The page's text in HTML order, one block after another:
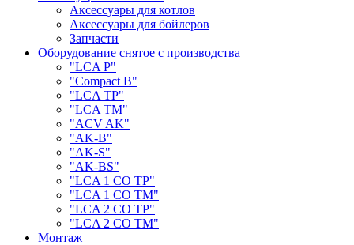
Аксессуары для котлов
Аксессуары для бойлеров
Запчасти
Оборудование снятое с производства
"LCA P"
"Compact B"
"LCA TP"
"LCA TM"
"ACV AK"
"AK-B"
"AK-S"
"AK-BS"
"LCA 1 CO TP"
"LCA 1 CO TM"
"LCA 2 CO TP"
"LCA 2 CO TM"
Монтаж